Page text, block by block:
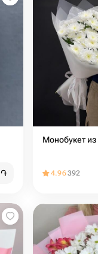
֏
Монобукет
4.96392